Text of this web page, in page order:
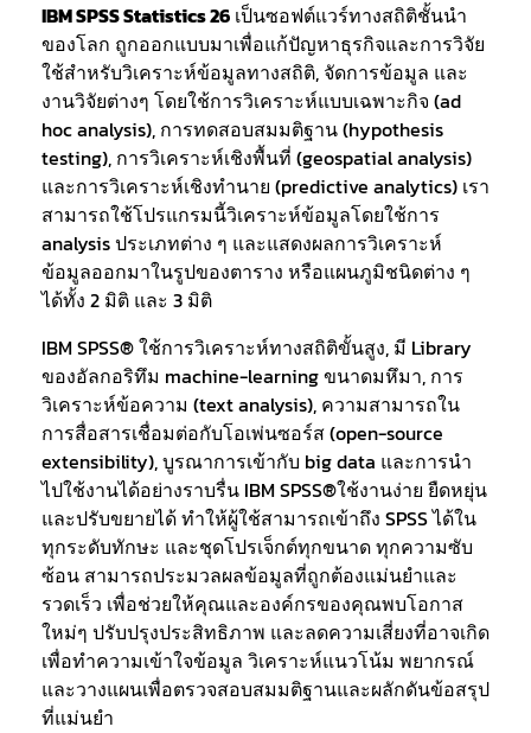
IBM SPSS Statistics 26 เป็นซอฟต์แวร์ทางสถิติชั้นนำ
ของโลก ถูกออกแบบมาเพื่อแก้ปัญหาธุรกิจและการวิจัย
ใช้สำหรับวิเคราะห์ข้อมูลทางสถิติ, จัดการข้อมูล และ
งานวิจัยต่างๆ โดยใช้การวิเคราะห์แบบเฉพาะกิจ (ad
hoc analysis), การทดสอบสมมติฐาน (hypothesis
testing), การวิเคราะห์เชิงพื้นที่ (geospatial analysis)
และการวิเคราะห์เชิงทำนาย (predictive analytics) เรา
สามารถใช้โปรแกรมนี้วิเคราะห์ข้อมูลโดยใช้การ
analysis ประเภทต่าง ๆ และแสดงผลการวิเคราะห์
ข้อมูลออกมาในรูปของตาราง หรือแผนภูมิชนิดต่าง ๆ
ได้ทั้ง 2 มิติ และ 3 มิติ
IBM SPSS® ใช้การวิเคราะห์ทางสถิติขั้นสูง, มี Library
ของอัลกอริทึม machine-learning ขนาดมหึมา, การ
วิเคราะห์ข้อความ (text analysis), ความสามารถใน
การสื่อสารเชื่อมต่อกับโอเพ่นซอร์ส (open-source
extensibility), บูรณาการเข้ากับ big data และการนำ
ไปใช้งานได้อย่างราบรื่น IBM SPSS®ใช้งานง่าย ยืดหยุ่น
และปรับขยายได้ ทำให้ผู้ใช้สามารถเข้าถึง SPSS ได้ใน
ทุกระดับทักษะ และชุดโปรเจ็กต์ทุกขนาด ทุกความซับ
ซ้อน สามารถประมวลผลข้อมูลที่ถูกต้องแม่นยำและ
รวดเร็ว เพื่อช่วยให้คุณและองค์กรของคุณพบโอกาส
ใหม่ๆ ปรับปรุงประสิทธิภาพ และลดความเสี่ยงที่อาจเกิด
เพื่อทำความเข้าใจข้อมูล วิเคราะห์แนวโน้ม พยากรณ์
และวางแผนเพื่อตรวจสอบสมมติฐานและผลักดันข้อสรุป
ที่แม่นยำ